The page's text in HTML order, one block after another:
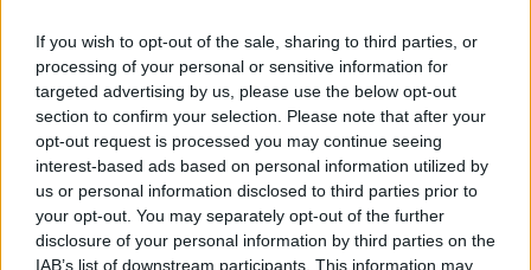
If you wish to opt-out of the sale, sharing to third parties, or
processing of your personal or sensitive information for
targeted advertising by us, please use the below opt-out
section to confirm your selection. Please note that after your
opt-out request is processed you may continue seeing
interest-based ads based on personal information utilized by
us or personal information disclosed to third parties prior to
your opt-out. You may separately opt-out of the further
disclosure of your personal information by third parties on the
IAB’s list of downstream participants. This information may
di andare a trovare l’anziana madre che ultimamente aveva
trascurato: sicuramente avrebbe avuto un rimprovero da fargli ma
anche una parola di conforto. Infine si fermò davanti alla Caserma
dei Carabinieri. Suonò a lungo alla porta della Caserma. “Questi
non ci sono mai” pensò, prendendo in contemporanea il cellulare
per comporre il 112 e spiegare la sua intenzione di costituirsi.
Aveva sparato alla moglie. Voleva essere arrestato così com’era
giusto che fosse. La porta della caserma si aprì all’improvviso e
apparve un ragazzo, un giovane Carabinieri di leva, forse aveva
potuto avere vent’anni, qualcuno in più dei sui figli. Accennò con il